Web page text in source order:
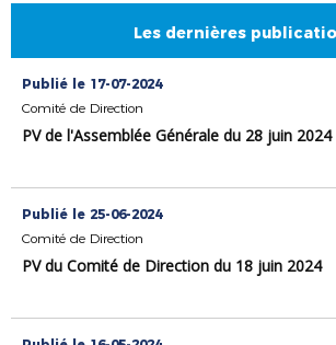
Les dernières
Publié le 17-07-2024
Comité de Direction
PV de l'Assemblée Générale du 28 juin 2024
Publié le 25-06-2024
Comité de Direction
PV du Comité de Direction du 18 juin 2024